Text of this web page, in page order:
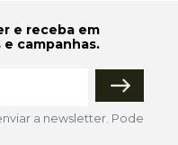
e receba em
e campanhas.
a newsletter. Pode